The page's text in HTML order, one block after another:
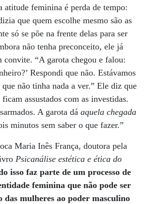
atitude feminina é perda de tempo:
que quem escolhe mesmo são as
só se põe na frente delas para ser
não tenha preconceito, ele já
convite. “A garota chegou e falou:
Respondi que não. Estávamos
não tinha nada a ver.” Ele diz que
assustados com as investidas.
A garota dá aquela chegada
minutos sem saber o que fazer.”
Maria Inês França, doutora pela
Psicanálise estética e ética do
isso faz parte de um processo de
feminina que não pode ser
das mulheres ao poder masculino